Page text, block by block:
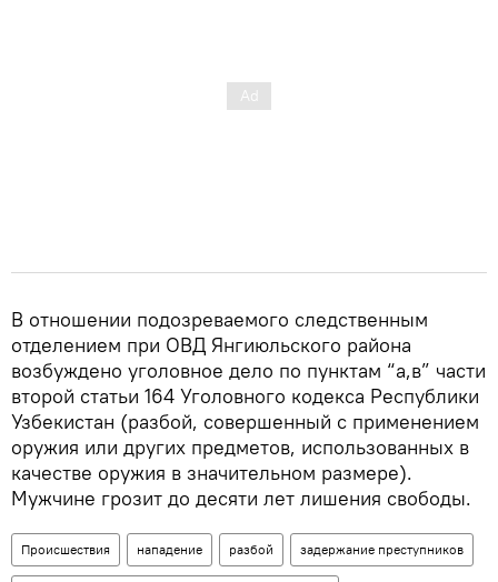
В отношении подозреваемого следственным
отделением при ОВД Янгиюльского района
возбуждено уголовное дело по пунктам “а,в” части
второй статьи 164 Уголовного кодекса Республики
Узбекистан (разбой, совершенный с применением
оружия или других предметов, использованных в
качестве оружия в значительном размере).
Мужчине грозит до десяти лет лишения свободы.
Происшествия нападение разбой задержание преступников